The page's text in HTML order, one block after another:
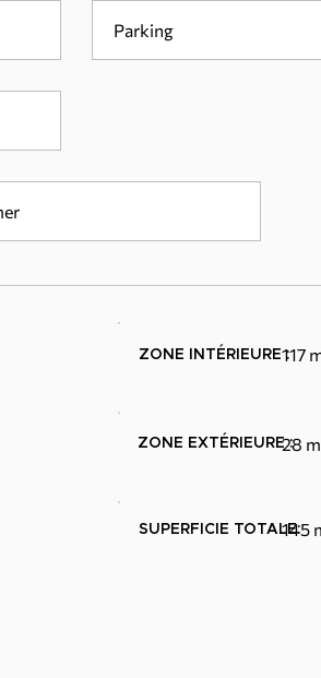
Parking
ZONE INTÉRIEURE :117
ZONE EXTÉRIEURE :
28
SUPERFICIE TOTALE:
145